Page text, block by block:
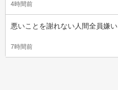
4時間前
悪いことを謝れない人間全員嫌い
7時間前